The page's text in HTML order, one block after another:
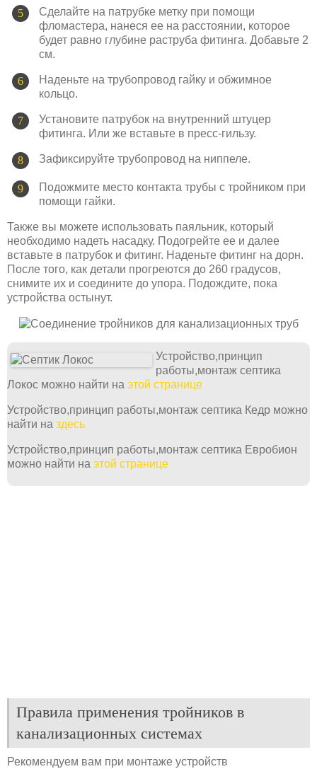
Сделайте на патрубке метку при помощи
фломастера, нанеся ее на расстоянии, которое
будет равно глубине раструба фитинга. Добавьте 2
см.
Наденьте на трубопровод гайку и обжимное
кольцо.
Установите патрубок на внутренний штуцер
фитинга. Или же вставьте в пресс-гильзу.
Зафиксируйте трубопровод на ниппеле.
Подожмите место контакта трубы с тройником при
помощи гайки.
Также вы можете использовать паяльник, который
необходимо надеть насадку. Подогрейте ее и далее
вставьте в патрубок и фитинг. Наденьте фитинг на дорн.
После того, как детали прогреются до 260 градусов,
снимите их и соедините до упора. Подождите, пока
устройства остынут.
Устройство,принцип
работы,монтаж септика
Локос можно найти на этой странице
Устройство,принцип работы,монтаж септика Кедр можно
найти на здесь
Устройство,принцип работы,монтаж септика Евробион
можно найти на этой странице
Правила применения тройников в
канализационных системах
Рекомендуем вам при монтаже устройств